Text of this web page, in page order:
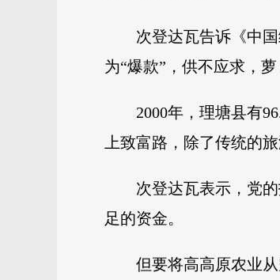
次登达瓦告诉《中
为“爆款”，供不应求，
2000年，理塘县有
上致富路，除了传统的
次登达瓦表示，党
足的资金。
但要将高高原农业